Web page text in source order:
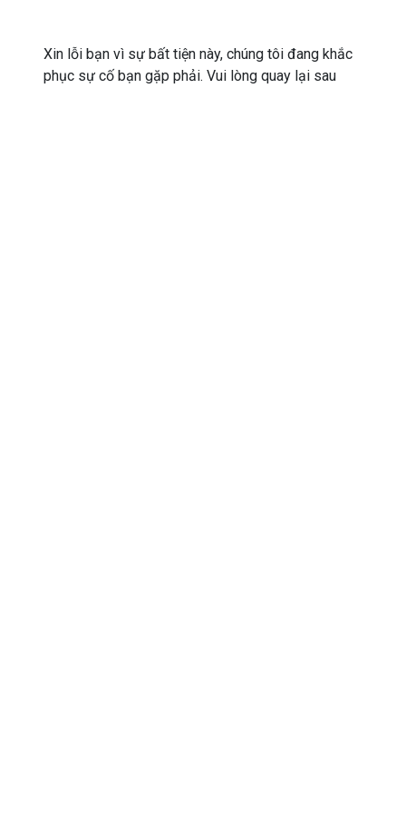
Xin lỗi bạn vì sự bất tiện này, chúng tôi đang khắc
phục sự cố bạn gặp phải. Vui lòng quay lại sau